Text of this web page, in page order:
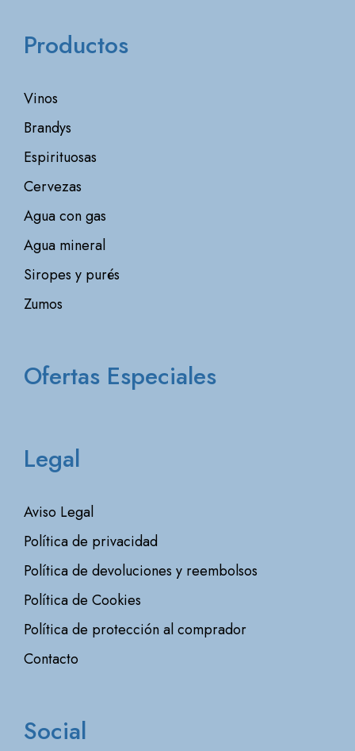
Productos
Vinos
Brandys
Espirituosas
Cervezas
Agua con gas
Agua mineral
Siropes y purés
Zumos
Ofertas Especiales
Legal
Aviso Legal
Política de privacidad
Política de devoluciones y reembolsos
Política de Cookies
Política de protección al comprador
Contacto
Social